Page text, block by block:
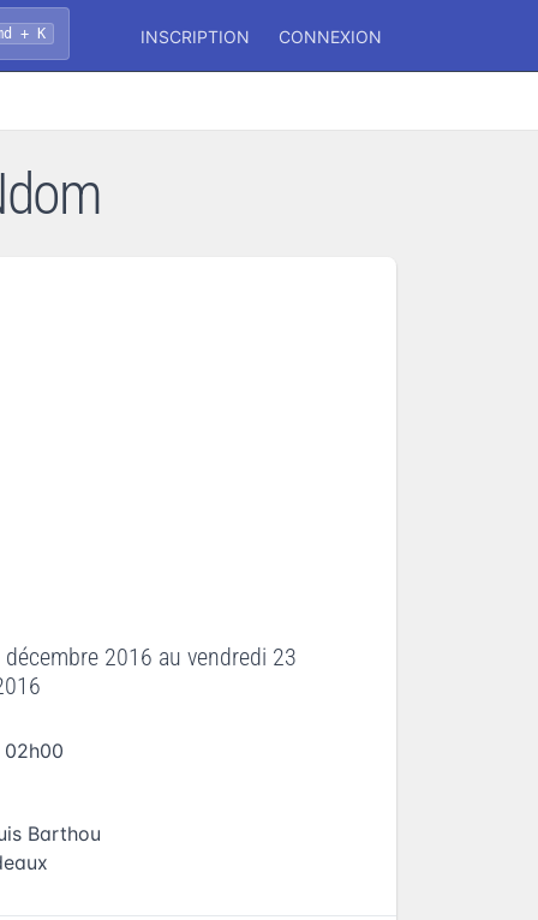
+ K INSCRIPTION CONNEXION
2016 auvendredi 23
02h00
Barthou